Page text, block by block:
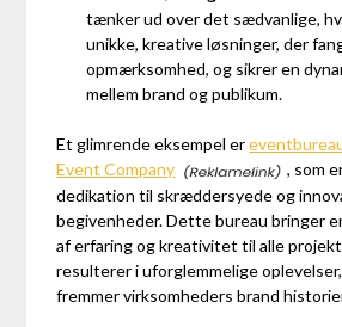
tænker ud over det sædvanlige,
unikke, kreative løsninger, der
opmærksomhed, og sikrer en
mellem brand og publikum.
Et glimrende eksempel er
Event Company
, som
dedikation til skræddersyede og
begivenheder. Dette bureau bringer
af erfaring og kreativitet til alle
resulterer i uforglemmelige
fremmer virksomheders brand